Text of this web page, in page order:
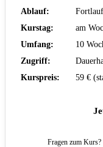
Ablauf:
Kurstag:
am
Umfang:
10
Zugriff:
Kurspreis:
59 €
Fragen zum Kurs?